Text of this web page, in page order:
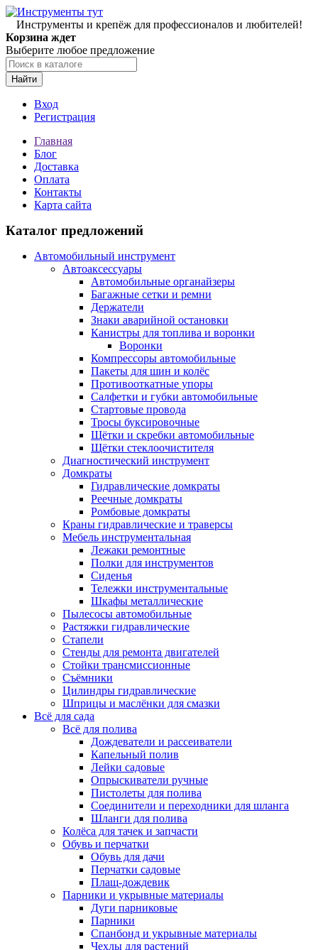
Инструменты и крепёж для профессионалов и любителей!
Корзина ждет
Выберите любое предложение
Найти
Вход
Регистрация
Главная
Блог
Доставка
Оплата
Контакты
Карта сайта
Каталог предложений
Автомобильный инструмент
Автоаксессуары
Автомобильные органайзеры
Багажные сетки и ремни
Держатели
Знаки аварийной остановки
Канистры для топлива и воронки
Воронки
Компрессоры автомобильные
Пакеты для шин и колёс
Противооткатные упоры
Салфетки и губки автомобильные
Стартовые провода
Тросы буксировочные
Щётки и скребки автомобильные
Щётки стеклоочистителя
Диагностический инструмент
Домкраты
Гидравлические домкраты
Реечные домкраты
Ромбовые домкраты
Краны гидравлические и траверсы
Мебель инструментальная
Лежаки ремонтные
Полки для инструментов
Сиденья
Тележки инструментальные
Шкафы металлические
Пылесосы автомобильные
Растяжки гидравлические
Стапели
Стенды для ремонта двигателей
Стойки трансмиссионные
Съёмники
Цилиндры гидравлические
Шприцы и маслёнки для смазки
Всё для сада
Всё для полива
Дождеватели и рассеиватели
Капельный полив
Лейки садовые
Опрыскиватели ручные
Пистолеты для полива
Соединители и переходники для шланга
Шланги для полива
Колёса для тачек и запчасти
Обувь и перчатки
Обувь для дачи
Перчатки садовые
Плащ-дождевик
Парники и укрывные материалы
Дуги парниковые
Парники
Спанбонд и укрывные материалы
Чехлы для растений